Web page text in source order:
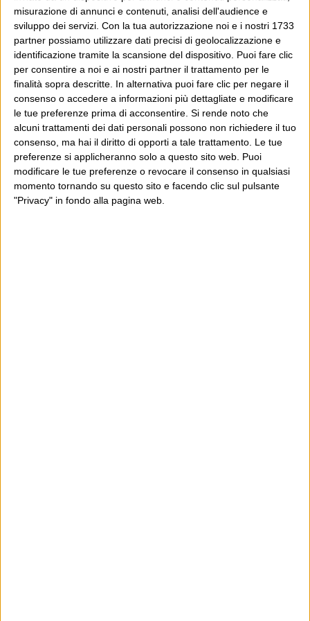
misurazione di annunci e contenuti, analisi dell'audience e
sviluppo dei servizi. Con la tua autorizzazione noi e i nostri 1733
partner possiamo utilizzare dati precisi di geolocalizzazione e
identificazione tramite la scansione del dispositivo. Puoi fare clic
per consentire a noi e ai nostri partner il trattamento per le
finalità sopra descritte. In alternativa puoi fare clic per negare il
consenso o accedere a informazioni più dettagliate e modificare
le tue preferenze prima di acconsentire. Si rende noto che
alcuni trattamenti dei dati personali possono non richiedere il tuo
consenso, ma hai il diritto di opporti a tale trattamento. Le tue
preferenze si applicheranno solo a questo sito web. Puoi
modificare le tue preferenze o revocare il consenso in qualsiasi
momento tornando su questo sito e facendo clic sul pulsante
"Privacy" in fondo alla pagina web.
capitato qui per altri giri.
In questo secondo caso, e se Wittgenstein ti piace,
potrebbe piacerti anche il Post: che è partito
proprio da qui, e dal voler portare gli approcci di
questo blog dentro a un progetto più grande.
Poi il Post è cresciuto ed è diventato anche altro:
un progetto giornalistico che prosegue da oltre 16
anni, grazie a chi lo scopre, lo apprezza e lo
consiglia in giro.